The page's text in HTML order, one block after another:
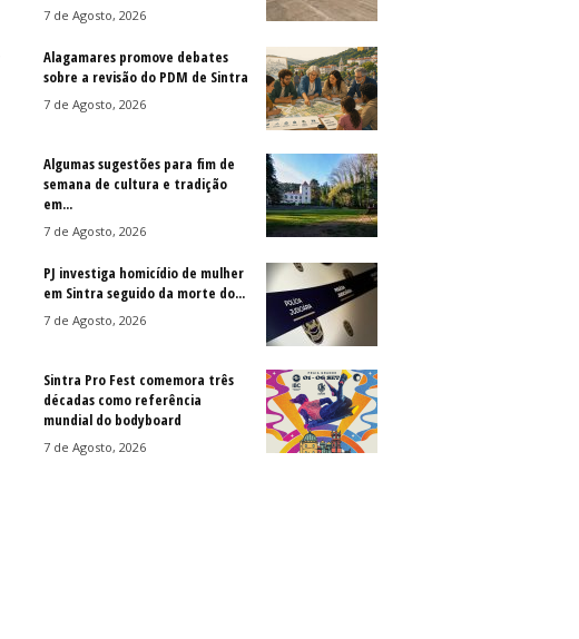
7 de Agosto, 2026
Alagamares promove debates
sobre a revisão do PDM de Sintra
7 de Agosto, 2026
Algumas sugestões para fim de
semana de cultura e tradição
em...
7 de Agosto, 2026
PJ investiga homicídio de mulher
em Sintra seguido da morte do...
7 de Agosto, 2026
Sintra Pro Fest comemora três
décadas como referência
mundial do bodyboard
7 de Agosto, 2026